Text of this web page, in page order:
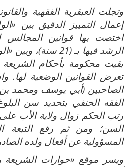
وتجلت العبقرية الفقهية
إعمال التمييز الدقيق بين
اختصت بها قوانين
الرشد فيها بـ (21
بقيت محكومة بأحكام الشريعة
تعرض القوانين الوضعية لها.
الصاحبين (أبي يوسف ومحمد
الفقه الحنفي بتحديد سن
رتب الحكم زوال ولاية الأب
السن؛ ومن ثم رفع التبعة
المسؤولية عن أفعال ولده
ويسر موقع «حوارات الشريعة